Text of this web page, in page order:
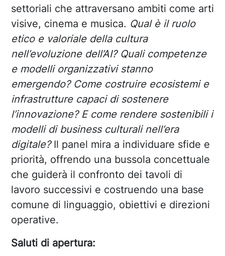
settoriali che attraversano ambiti come arti
visive, cinema e musica. Qual è il ruolo
etico e valoriale della cultura
nell’evoluzione dell’AI? Quali competenze
e modelli organizzativi stanno
emergendo? Come costruire ecosistemi e
infrastrutture capaci di sostenere
l’innovazione? E come rendere sostenibili i
modelli di business culturali nell’era
digitale? Il panel mira a individuare sfide e
priorità, offrendo una bussola concettuale
che guiderà il confronto dei tavoli di
lavoro successivi e costruendo una base
comune di linguaggio, obiettivi e direzioni
operative.
Saluti di apertura: